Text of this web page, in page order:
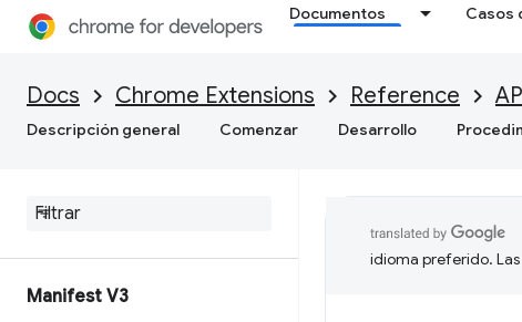
Documentos Casos
Docs Chrome Extensions Reference
Descripción general Comenzar Desarrollo
Manifest V3
idioma preferido.